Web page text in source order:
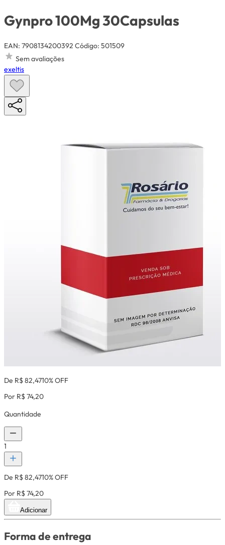
Gynpro 100Mg 30Capsulas
EAN: 7908134200392 Código: 501509
Sem avaliações
exeltis
De R$ 82,4710% OFF
Por R$ 74,20
Quantidade
1
De R$ 82,4710% OFF
Por R$ 74,20
Adicionar
Forma de entrega